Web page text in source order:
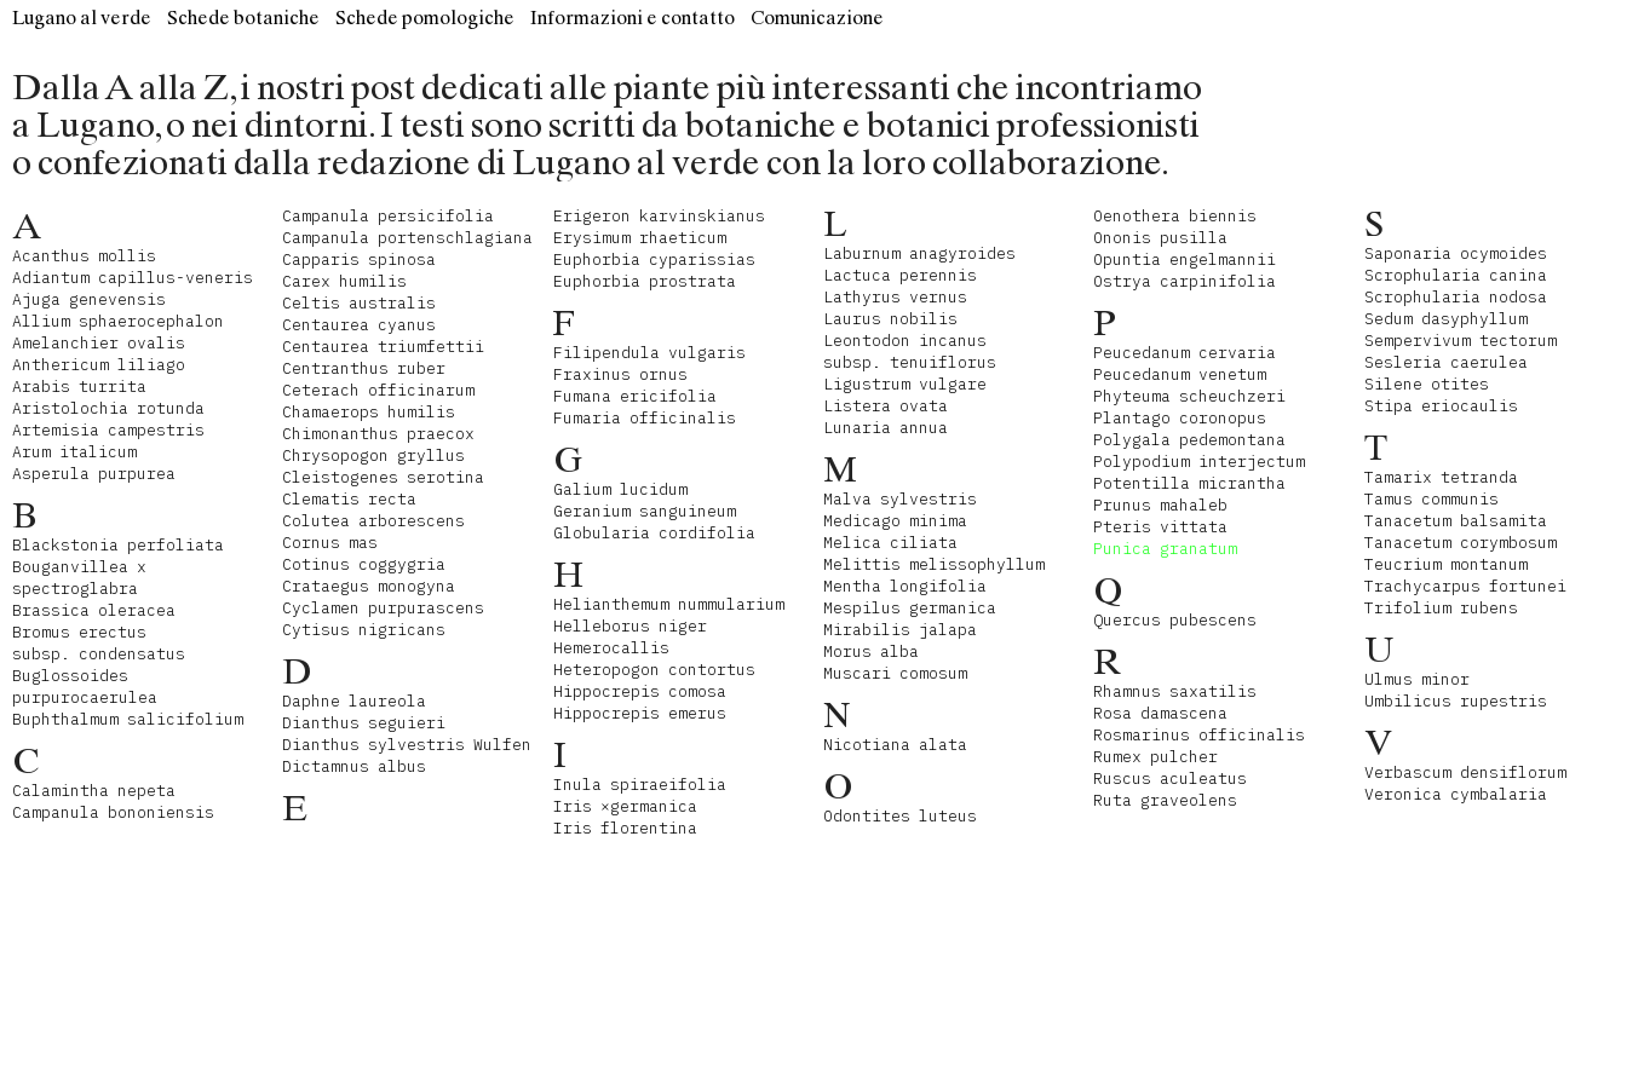
Lugano al verde Schede botaniche Schede pomologiche Informazioni e contatto Comunicazione
Dalla A alla Z, i nostri post dedicati alle piante più interessanti che incontriamo
a Lugano, o nei dintorni. I testi sono scritti da botaniche e botanici professionisti
o confezionati dalla redazione di Lugano al verde con la loro collaborazione.
A
Acanthus mollis
Adiantum capillus-veneris
Ajuga genevensis
Allium sphaerocephalon
Amelanchier ovalis
Anthericum liliago
Arabis turrita
Aristolochia rotunda
Artemisia campestris
Arum italicum
Asperula purpurea
B
Blackstonia perfoliata
Bouganvillea x
spectroglabra
Brassica oleracea
Bromus erectus
subsp. condensatus
Buglossoides
purpurocaerulea
Buphthalmum salicifolium
C
Calamintha nepeta
Campanula bononiensis
Campanula persicifolia
Campanula portenschlagiana
Capparis spinosa
Carex humilis
Celtis australis
Centaurea cyanus
Centaurea triumfettii
Centranthus ruber
Ceterach officinarum
Chamaerops humilis
Chimonanthus praecox
Chrysopogon gryllus
Cleistogenes serotina
Clematis recta
Colutea arborescens
Cornus mas
Cotinus coggygria
Crataegus monogyna
Cyclamen purpurascens
Cytisus nigricans
D
Daphne laureola
Dianthus seguieri
Dianthus sylvestris Wulfen
Dictamnus albus
E
Erigeron karvinskianus
Erysimum rhaeticum
Euphorbia cyparissias
Euphorbia prostrata
F
Filipendula vulgaris
Fraxinus ornus
Fumana ericifolia
Fumaria officinalis
G
Galium lucidum
Geranium sanguineum
Globularia cordifolia
H
Helianthemum nummularium
Helleborus niger
Hemerocallis
Heteropogon contortus
Hippocrepis comosa
Hippocrepis emerus
I
Inula spiraeifolia
Iris ×germanica
Iris florentina
L
Laburnum anagyroides
Lactuca perennis
Lathyrus vernus
Laurus nobilis
Leontodon incanus
subsp. tenuiflorus
Ligustrum vulgare
Listera ovata
Lunaria annua
M
Malva sylvestris
Medicago minima
Melica ciliata
Melittis melissophyllum
Mentha longifolia
Mespilus germanica
Mirabilis jalapa
Morus alba
Muscari comosum
N
Nicotiana alata
O
Odontites luteus
Oenothera biennis
Ononis pusilla
Opuntia engelmannii
Ostrya carpinifolia
P
Peucedanum cervaria
Peucedanum venetum
Phyteuma scheuchzeri
Plantago coronopus
Polygala pedemontana
Polypodium interjectum
Potentilla micrantha
Prunus mahaleb
Pteris vittata
Punica granatum
Q
Quercus pubescens
R
Rhamnus saxatilis
Rosa damascena
Rosmarinus officinalis
Rumex pulcher
Ruscus aculeatus
Ruta graveolens
S
Saponaria ocymoides
Scrophularia canina
Scrophularia nodosa
Sedum dasyphyllum
Sempervivum tectorum
Sesleria caerulea
Silene otites
Stipa eriocaulis
T
Tamarix tetranda
Tamus communis
Tanacetum balsamita
Tanacetum corymbosum
Teucrium montanum
Trachycarpus fortunei
Trifolium rubens
U
Ulmus minor
Umbilicus rupestris
V
Verbascum densiflorum
Veronica cymbalaria